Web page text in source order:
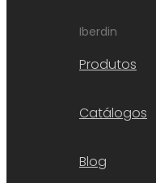
Iberdin
Produtos
Catálogos
Blog